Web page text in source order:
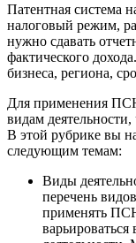
Патентная система
налоговый режим,
нужно сдавать
фактического
бизнеса, региона,
Для применения
видам
В этой рубрике вы
следующим темам:
Виды
перечень
применять
варьироваться